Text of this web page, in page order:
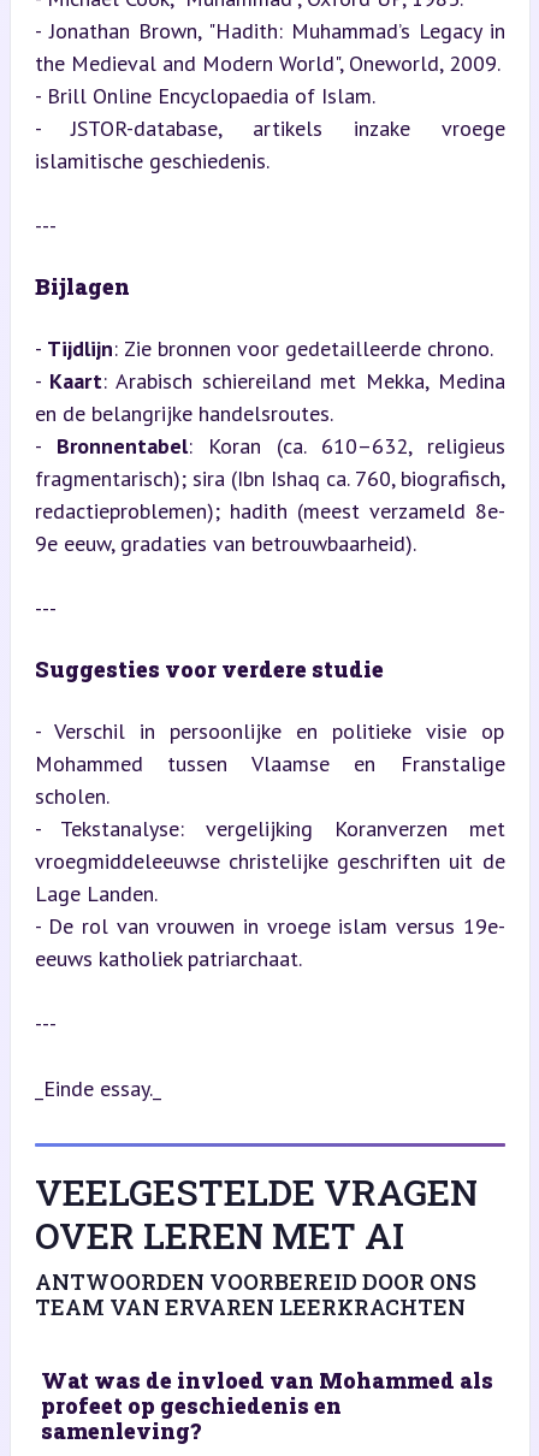
- Jonathan Brown, "Hadith: Muhammad’s Legacy in
the Medieval and Modern World", Oneworld, 2009.
- Brill Online Encyclopaedia of Islam.
- JSTOR-database, artikels inzake vroege
islamitische geschiedenis.
---
Bijlagen
- Tijdlijn: Zie bronnen voor gedetailleerde chrono.
- Kaart: Arabisch schiereiland met Mekka, Medina
en de belangrijke handelsroutes.
- Bronnentabel: Koran (ca. 610–632, religieus
fragmentarisch); sira (Ibn Ishaq ca. 760, biografisch,
redactieproblemen); hadith (meest verzameld 8e-
9e eeuw, gradaties van betrouwbaarheid).
---
Suggesties voor verdere studie
- Verschil in persoonlijke en politieke visie op
Mohammed tussen Vlaamse en Franstalige
scholen.
- Tekstanalyse: vergelijking Koranverzen met
vroegmiddeleeuwse christelijke geschriften uit de
Lage Landen.
- De rol van vrouwen in vroege islam versus 19e-
eeuws katholiek patriarchaat.
---
_Einde essay._
VEELGESTELDE VRAGEN
OVER LEREN MET AI
ANTWOORDEN VOORBEREID DOOR ONS
TEAM VAN ERVAREN LEERKRACHTEN
Wat was de invloed van Mohammed als
profeet op geschiedenis en
samenleving?